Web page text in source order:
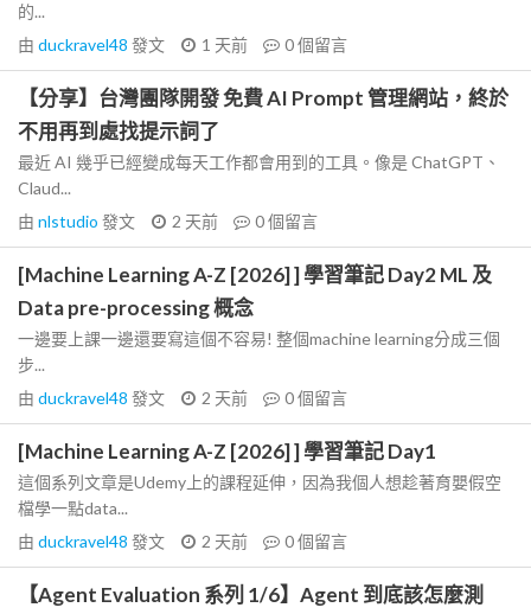
的...
由 duckravel48 發文 1 天前 0個留言
【分享】台灣團隊開發 免費 AI Prompt 管理網站，終於
不用再到處找提示詞了
最近 AI 幾乎已經變成每天工作都會用到的工具。像是 ChatGPT、
Claud...
由 nlstudio 發文 2 天前 0個留言
[Machine Learning A-Z [2026] ] 學習筆記 Day2 ML 及
Data pre-processing 概念
一邊要上課一邊還要寫這個不容易! 整個machine learning分成三個
步...
由 duckravel48 發文 2 天前 0個留言
[Machine Learning A-Z [2026] ] 學習筆記 Day1
這個系列文章是Udemy上的課程延伸，因為我個人想趁著育嬰假空
檔學一點data...
由 duckravel48 發文 2 天前 0個留言
【Agent Evaluation 系列 1/6】Agent 到底該怎麼測